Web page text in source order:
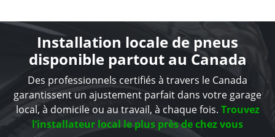
Installation locale de pneus
disponible partout au Canada
Des professionnels certifiés à travers le Canada
garantissent un ajustement parfait dans votre garage
local, à domicile ou au travail, à chaque fois. Trouvez
l’installateur local le plus près de chez vous